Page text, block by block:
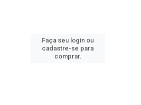
Faça seu login ou
cadastre-se para
comprar.